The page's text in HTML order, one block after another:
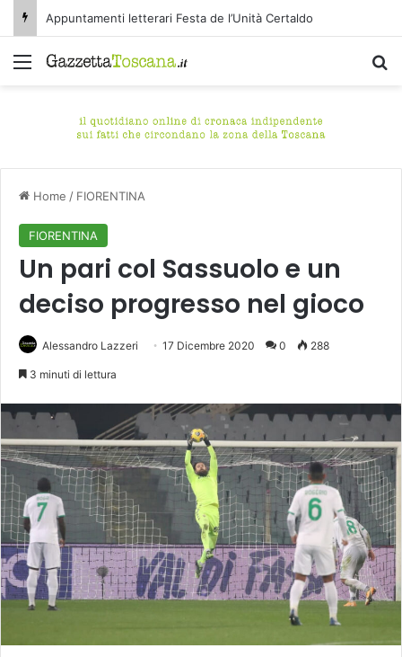
Appuntamenti letterari Festa de l’Unità Certaldo
Menu
Home / FIORENTINA
FIORENTINA
Un pari col Sassuolo e un
deciso progresso nel gioco
Alessandro Lazzeri 17 Dicembre 2020 0 288
3 minuti di lettura